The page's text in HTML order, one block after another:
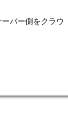
バー側をクラウ